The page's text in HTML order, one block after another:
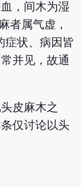
，间木为湿
者属气虚，
状、病因皆
并见，故通
皮麻木之
仅讨论以头